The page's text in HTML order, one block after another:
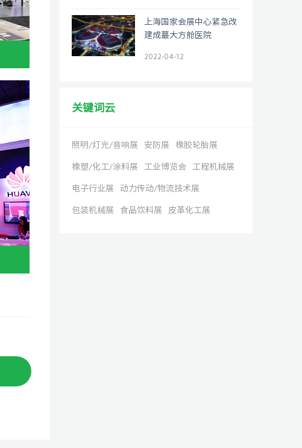
上海国家会展中心紧急改
建成蕞大方舱医院
2022-04-12
关键词云
照明/灯光/音响展 安防展 橡胶轮胎展
橡塑/化工/涂料展 工业博览会 工程机械展
电子行业展 动力传动/物流技术展
包装机械展 食品饮料展 皮革化工展